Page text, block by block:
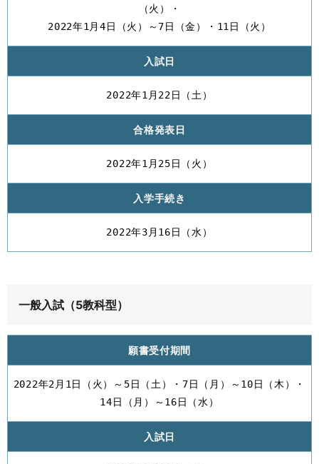
（火）・
2022年1月4日（火）～7日（金）・11日（火）
入試日
2022年1月22日（土）
合格発表日
2022年1月25日（火）
入学手続き
2022年3月16日（水）
一般入試（5教科型）
願書受付期間
2022年2月1日（火）～5日（土）・7日（月）～10日（木）・
14日（月）～16日（水）
入試日